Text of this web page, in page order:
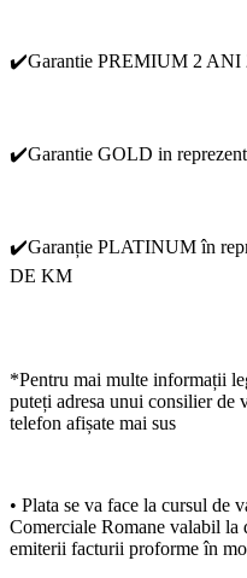
✔️Garantie PREMIUM 2 ANI
✔️Garantie GOLD in
✔️Garanție PLATINUM în
DE KM
*Pentru mai multe informații
puteți adresa unui consilier de
telefon afișate mai sus
•⁠ ⁠Plata se va face la cursul
Comerciale Romane valabil la
emiterii facturii proforme în